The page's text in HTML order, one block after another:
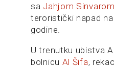
sa Jahjom Sinvarom
teroristički napad
godine.
U trenutku ubistva
bolnicu Al Šifa,